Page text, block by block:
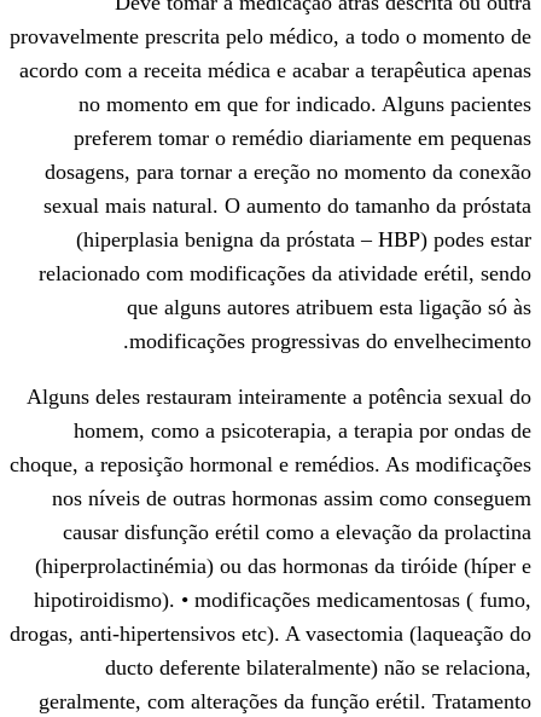
provavelmente prescrita pelo médico, a
acordo com a receita médica e acabar a
no momento em que for indicado.
preferem tomar o remédio
dosagens, para tornar a ereção no
sexual mais natural. O aumento do
(hiperplasia benigna da próstata –
relacionado com modificações da
que alguns autores atribuem
modificações progressivas
Alguns deles restauram inteiramente a
homem, como a psicoterapia, a
choque, a reposição hormonal e
nos níveis de outras hormonas assim
causar disfunção erétil como a
(hiperprolactinémia) ou das hormonas
hipotiroidismo). • modificações
drogas, anti-hipertensivos etc). A
ducto deferente bilateralmente)
geralmente, com alterações da função